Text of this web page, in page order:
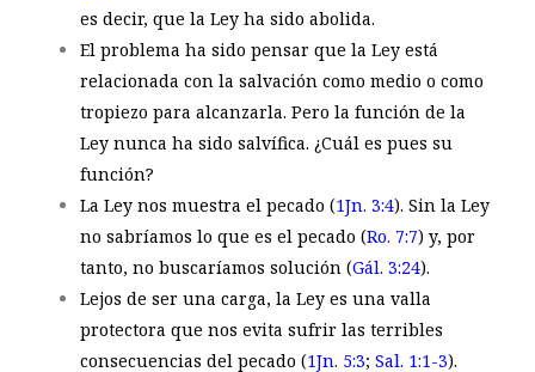
es decir, que la Ley ha sido abolida.
El problema ha sido pensar que la Ley está
relacionada con la salvación como medio o como
tropiezo para alcanzarla. Pero la función de la
Ley nunca ha sido salvífica. ¿Cuál es pues su
función?
La Ley nos muestra el pecado (1Jn. 3:4). Sin la Ley
no sabríamos lo que es el pecado (Ro. 7:7) y, por
tanto, no buscaríamos solución (Gál. 3:24).
Lejos de ser una carga, la Ley es una valla
protectora que nos evita sufrir las terribles
consecuencias del pecado (1Jn. 5:3; Sal. 1:1-3).